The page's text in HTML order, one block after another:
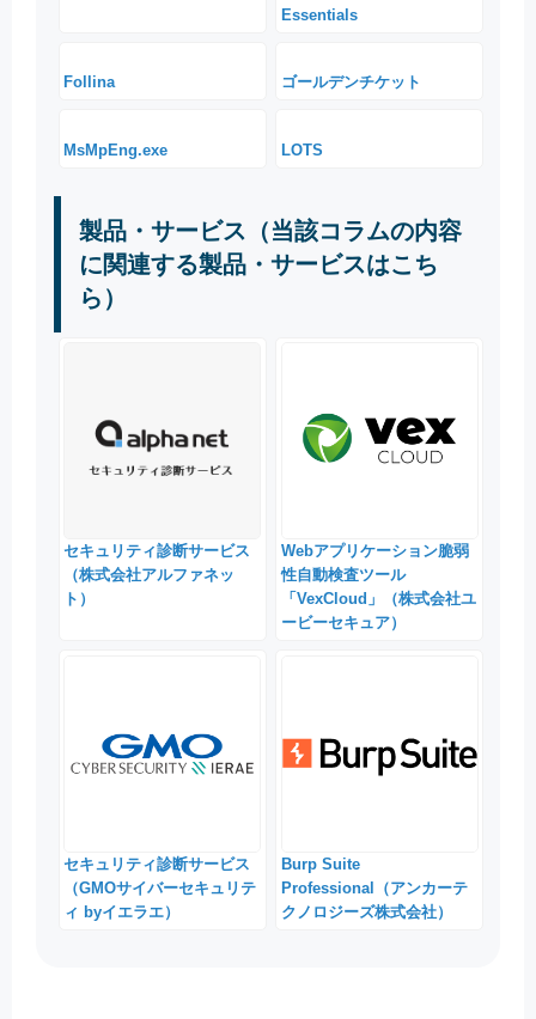
Essentials
Follina ゴールデンチケット
MsMpEng.exe LOTS
製品・サービス（当該コラムの内容
に関連する製品・サービスはこち
ら）
セキュリティ診断サービス
（株式会社アルファネッ
ト）
Webアプリケーション脆弱
性自動検査ツール
「VexCloud」（株式会社ユ
ービーセキュア）
セキュリティ診断サービス
（GMOサイバーセキュリテ
ィ byイエラエ）
Burp Suite
Professional（アンカーテ
クノロジーズ株式会社）